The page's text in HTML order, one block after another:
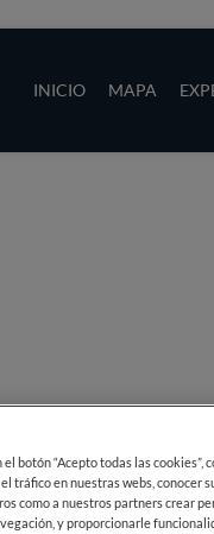
INICIO MAPA
el botón “Acepto todas las
tráfico en nuestras webs, conocer
como a nuestros partners crear
y proporcionarle